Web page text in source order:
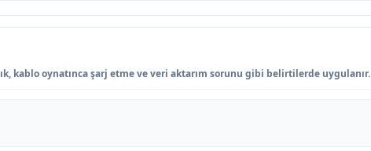
kablo oynatınca şarj etme ve veri aktarım sorunu gibi belirtilerde uygulanır.